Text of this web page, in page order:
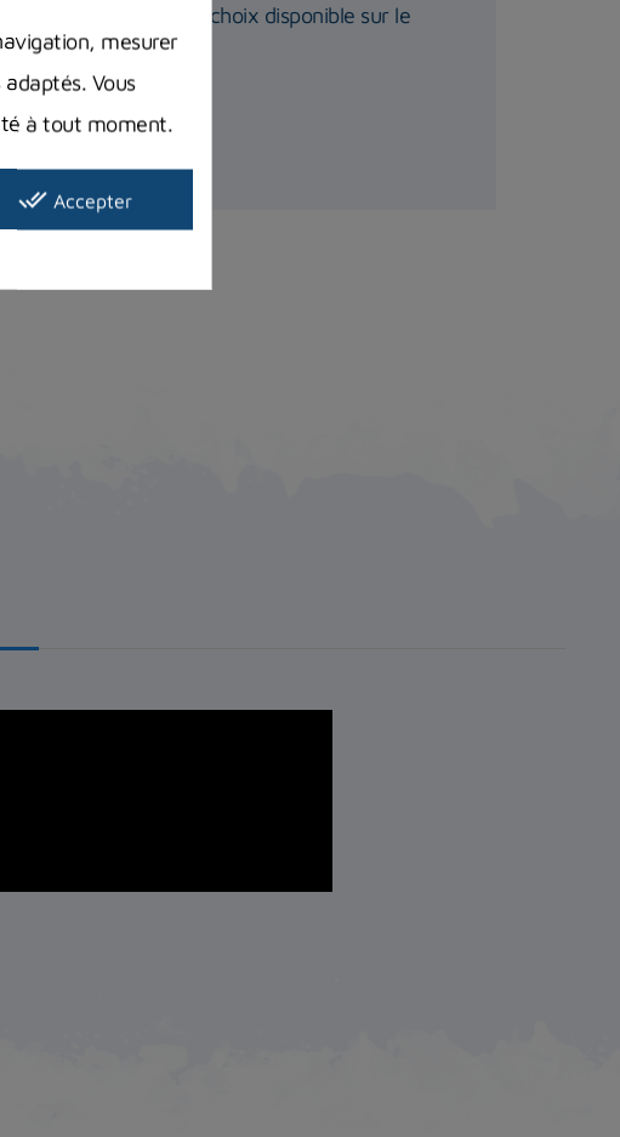
marine ? Le vaste choix disponible sur le
mesurer
Vous
à tout moment.
done_all Accepter